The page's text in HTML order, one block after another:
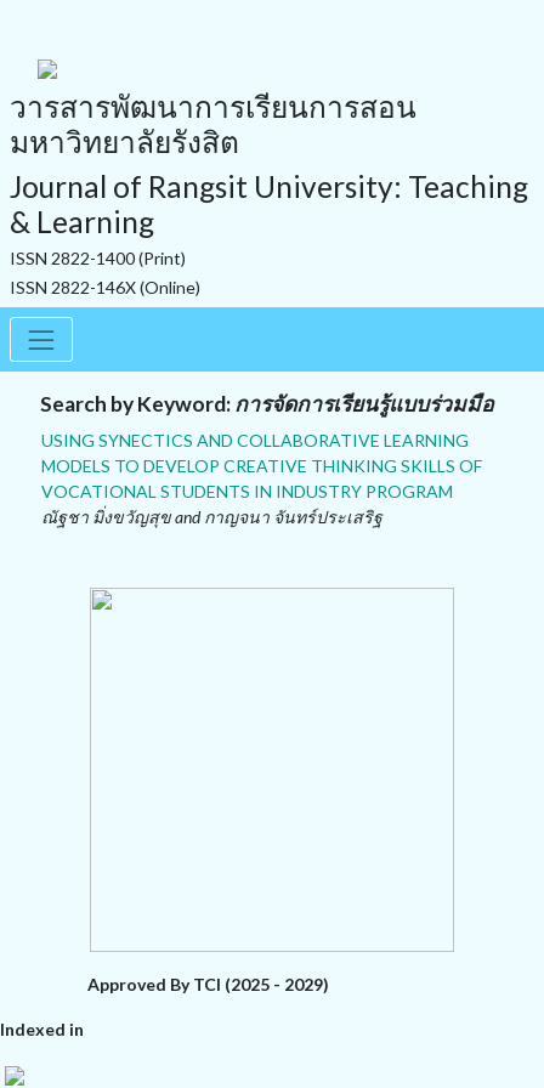
วารสารพัฒนาการเรียนการสอน
มหาวิทยาลัยรังสิต
Journal of Rangsit University: Teaching
& Learning
ISSN 2822-1400 (Print)
ISSN 2822-146X (Online)
Search by Keyword:การจัดการเรียนรู้แบบร่วมมือ
USING SYNECTICS AND COLLABORATIVE LEARNING
MODELS TO DEVELOP CREATIVE THINKING SKILLS OF
VOCATIONAL STUDENTS IN INDUSTRY PROGRAM
ณัฐชา มิ่งขวัญสุข and กาญจนา จันทร์ประเสริฐ
Approved By TCI (2025 - 2029)
Indexed in